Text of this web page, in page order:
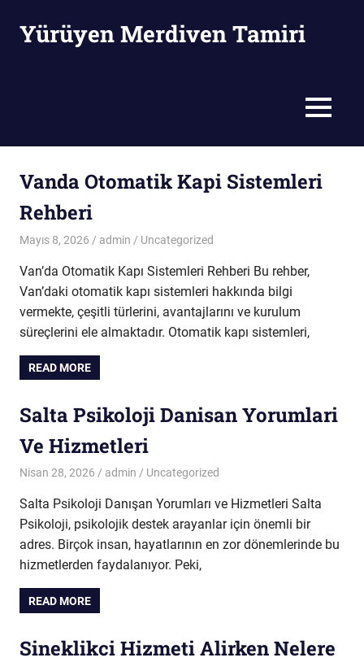
Yürüyen Merdiven Tamiri
MENU
Vanda Otomatik Kapi Sistemleri
Rehberi
Mayıs 8, 2026 admin Uncategorized
Van’da Otomatik Kapı Sistemleri Rehberi Bu rehber,
Van’daki otomatik kapı sistemleri hakkında bilgi
vermekte, çeşitli türlerini, avantajlarını ve kurulum
süreçlerini ele almaktadır. Otomatik kapı sistemleri,
READ MORE
Salta Psikoloji Danisan Yorumlari
Ve Hizmetleri
Nisan 28, 2026 admin Uncategorized
Salta Psikoloji Danışan Yorumları ve Hizmetleri Salta
Psikoloji, psikolojik destek arayanlar için önemli bir
adres. Birçok insan, hayatlarının en zor dönemlerinde bu
hizmetlerden faydalanıyor. Peki,
READ MORE
Sineklikci Hizmeti Alirken Nelere